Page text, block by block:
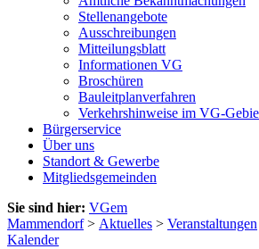
Stellenangebote
Ausschreibungen
Mitteilungsblatt
Informationen VG
Broschüren
Bauleitplanverfahren
Verkehrshinweise im VG-
Bürgerservice
Über uns
Standort & Gewerbe
Mitgliedsgemeinden
Sie sind hier: VGem
Mammendorf> Aktuelles > Veranstaltungen
Kalender